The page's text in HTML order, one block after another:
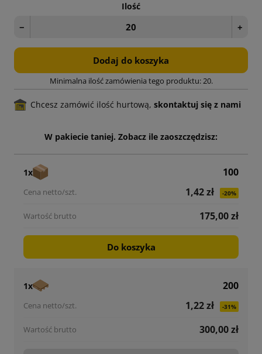
Ilość
− +
Dodaj do koszyka
Minimalna ilość zamówienia tego produktu: 20.
Chcesz zamówić ilość hurtową, skontaktuj się z nami
W pakiecie taniej. Zobacz ile zaoszczędzisz:
1x
100
1,42 zł
-20%
175,00 zł
Do koszyka
1x
200
1,22 zł
-31%
300,00 zł